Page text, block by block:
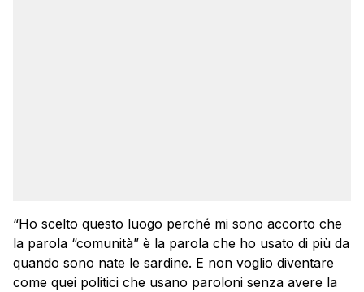
“Ho scelto questo luogo perché mi sono accorto che
la parola “comunità” è la parola che ho usato di più da
quando sono nate le sardine. E non voglio diventare
come quei politici che usano paroloni senza avere la